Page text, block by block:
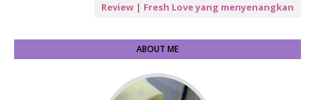
Review | Fresh Love yang menyenangkan
ABOUT ME